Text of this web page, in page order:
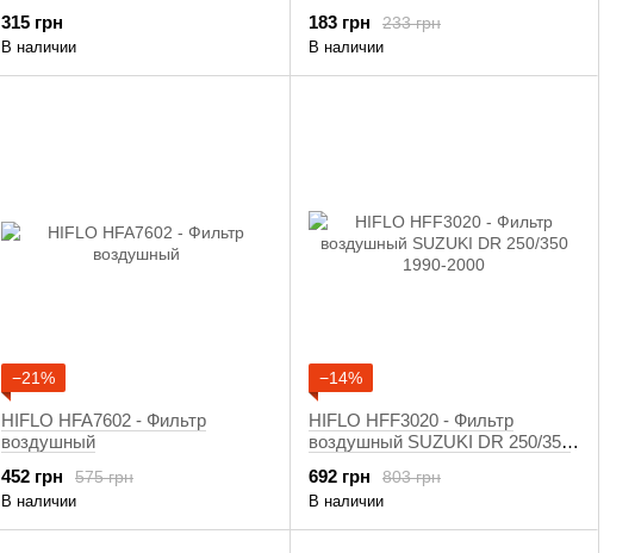
GSR, GSX, GSX-R, GSX-S, GV,
GW, LT-A, LT-F, LT-R, LT-Z, M, RF,
SFV, SV, TL, VL, VLR 50-1800
315 грн
В наличии
233 грн
183 грн
В наличии
−21%
HIFLO HFA7602 - Фильтр
воздушный
575 грн
452 грн
В наличии
−14%
HIFLO HFF3020 - Фильтр
воздушный SUZUKI DR 250/350
803 грн
692 грн
В наличии